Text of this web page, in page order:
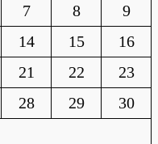
7 8
9
14 15
16
21 22
23
28 29
30